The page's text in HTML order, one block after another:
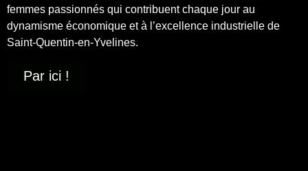
femmes passionnés qui contribuent chaque jour au
dynamisme économique et à l’excellence industrielle de
Saint-Quentin-en-Yvelines.
Par ici !